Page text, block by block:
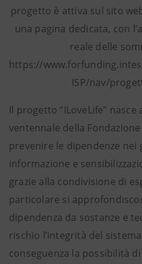
progetto è attiva sul sito
una pagina dedicata, con
reale delle
https://
ISP/nav/
Il progetto “ILoveLife” nasce
ventennale della
prevenire le dipendenze nei
informazione e
grazie alla condivisione di
particolare si
dipendenza da sostanze e
rischio l’integrità del
conseguenza la possibilità